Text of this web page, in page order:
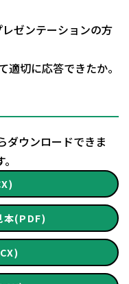
ンテーションの方
切に応答できたか。
ダウンロードできま
本(PDF)